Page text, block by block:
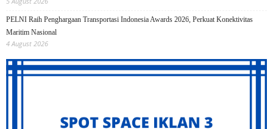
PELNI Raih Penghargaan Transportasi Indonesia Awards 2026, Perkuat Konektivitas
Maritim Nasional
4 August 2026